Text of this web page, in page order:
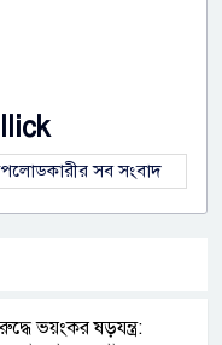
সব সংবাদ
ভয়ংকর ষড়যন্ত্র: